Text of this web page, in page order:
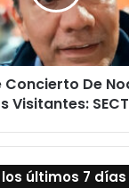
Concierto De
Visitantes:
últimos 7 días